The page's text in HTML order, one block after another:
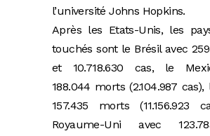
l’université Johns Hopkins.
Après les Etats-Unis, les
touchés sont le Brésil avec
et 10.718.630 cas, le
188.044 morts (2.104.987 cas),
157.435 morts (11.156.923
Royaume-Uni avec